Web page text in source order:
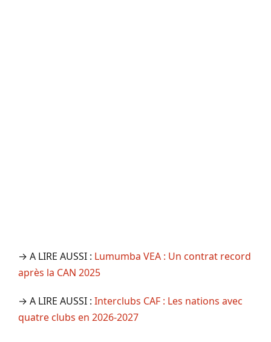
→ A LIRE AUSSI : Lumumba VEA : Un contrat record
après la CAN 2025
→ A LIRE AUSSI : Interclubs CAF : Les nations avec
quatre clubs en 2026-2027